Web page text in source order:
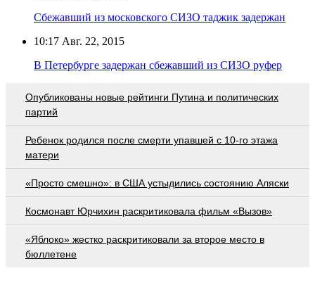
Сбежавший из московского СИЗО таджик задержан
10:17 Авг. 22, 2015
В Петербурге задержан сбежавший из СИЗО руфер
Опубликованы новые рейтинги Путина и политических
партий
Ребенок родился после смерти упавшей с 10-го этажа
матери
«Просто смешно»: в США устыдились состоянию Аляски
Космонавт Юрчихин раскритиковала фильм «Вызов»
«Яблоко» жестко раскритиковали за второе место в
бюллетене